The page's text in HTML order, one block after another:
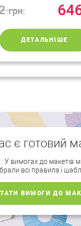
грн.
ДЕТАЛЬНІШЕ
є готовий
У вимогах до макетів
всі правила і
ВИМОГИ ДО